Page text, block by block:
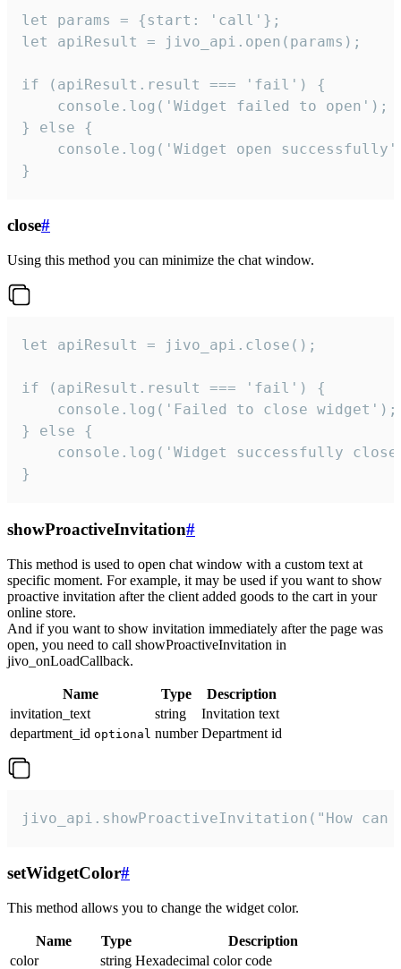
let params = {start: 'call'};
let apiResult = jivo_api.open(params);
if (apiResult.result === 'fail') {
    console.log('Widget failed to open');
} else {
console.log('Widget open
}
close#
Using this method you can minimize the chat window.
let apiResult = jivo_api.close();
if (apiResult.result === 'fail') {
    console.log('Failed to close widget');
} else {
console.log('Widget successfully
}
showProactiveInvitation#
This method is used to open chat window with a custom text at
specific moment. For example, it may be used if you want to show
proactive invitation after the client added goods to the cart in your
online store.
And if you want to show invitation immediately after the page was
open, you need to call showProactiveInvitation in
jivo_onLoadCallback.
Name Type
Description
invitation_text
string
Invitation text
department_id optional number Department id
jivo_api.showProactiveInvitation("How
setWidgetColor#
This method allows you to change the widget color.
Name Type
Description
color
string Hexadecimal color code